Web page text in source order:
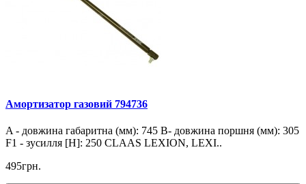
Амортизатор газовий 794736
A - довжина габаритна (мм): 745 B- довжина поршня (мм): 305
F1 - зусилля [Н]: 250 CLAAS LEXION, LEXI..
495грн.